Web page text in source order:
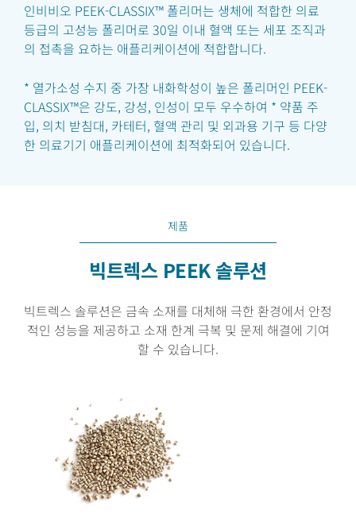
인비비오 PEEK-CLASSIX™ 폴리머는 생체에 적합한 의료
등급의 고성능 폴리머로 30일 이내 혈액 또는 세포 조직과
의 접촉을 요하는 애플리케이션에 적합합니다.
* 열가소성 수지 중 가장 내화학성이 높은 폴리머인 PEEK-
CLASSIX™은 강도, 강성, 인성이 모두 우수하여 * 약품 주
입, 의치 받침대, 카테터, 혈액 관리 및 외과용 기구 등 다양
한 의료기기 애플리케이션에 최적화되어 있습니다.
제품
빅트렉스 PEEK 솔루션
빅트렉스 솔루션은 금속 소재를 대체해 극한 환경에서 안정
적인 성능을 제공하고 소재 한계 극복 및 문제 해결에 기여
할 수 있습니다.